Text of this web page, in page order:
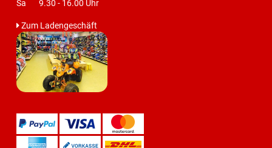
Sa 9.30 - 16.00 Uhr
Zum Ladengeschäft